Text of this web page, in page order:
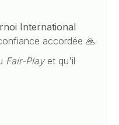
International
accordée 🙏
Fair-Playet qu'il